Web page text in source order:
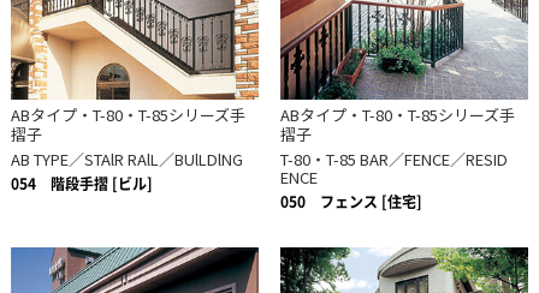
ABタイプ・T-80・T-85シリーズ手
摺子
AB TYPE／STAlR RAlL／BUlLDlNG
054 階段手摺 [ビル]
ABタイプ・T-80・T-85シリーズ手
摺子
T-80・T-85 BAR／FENCE／RESID
ENCE
050 フェンス [住宅]